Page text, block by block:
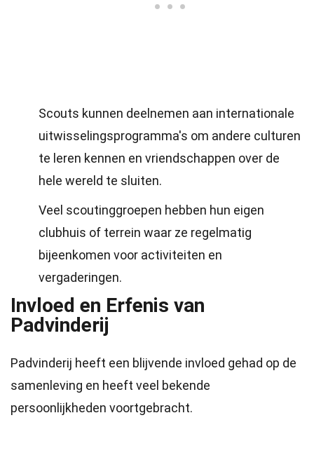
Scouts kunnen deelnemen aan internationale
uitwisselingsprogramma's om andere culturen
te leren kennen en vriendschappen over de
hele wereld te sluiten.
Veel scoutinggroepen hebben hun eigen
clubhuis of terrein waar ze regelmatig
bijeenkomen voor activiteiten en
vergaderingen.
Invloed en Erfenis van
Padvinderij
Padvinderij heeft een blijvende invloed gehad op de
samenleving en heeft veel bekende
persoonlijkheden voortgebracht.